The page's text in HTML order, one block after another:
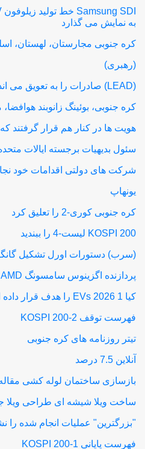
به نمایش می گذارد
کره جنوبی مجارستان، لهستان،
(رهبری)
(LEAD) صادرات را به تعویق می اندازد، سرمایه گذاری: دولت
کره جنوبی، بوئینگ زانوبند هوافضا،
هویت ها در کنار هم قرار گرفتند
سئول بدیهیات برجسته ایالات
شرکت های دولتی اقدامات خود
یونهاپ
کره جنوبی کوری-2 را تعلیق کرد
KOSPI 200 لیست-4 را ببندید
(سرب) دستورات اورل تشکیل
پردازنده اگزینوس سامسونگ AMD
کیا 1 EVs 2026 را هدف قرار داده است
فهرست توقف KOSPI 200-2
تیتر روزنامه های کره جنوبی
آنلاین 7.5 درصد
بازسازی ساختمان لوله کشی
ساخت ویلا شیشه ای طراحی ویلا
"بزرگترین" عملیات انجام شده را
فهرست پایانی KOSPI 200-1